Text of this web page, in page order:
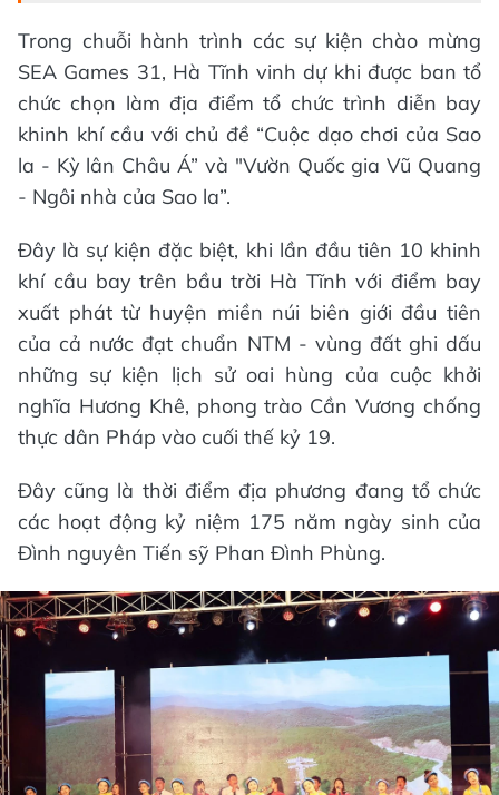
Trong chuỗi hành trình các sự kiện chào mừng
SEA Games 31, Hà Tĩnh vinh dự khi được ban tổ
chức chọn làm địa điểm tổ chức trình diễn bay
khinh khí cầu với chủ đề “Cuộc dạo chơi của Sao
la - Kỳ lân Châu Á” và "Vườn Quốc gia Vũ Quang
- Ngôi nhà của Sao la”.
Đây là sự kiện đặc biệt, khi lần đầu tiên 10 khinh
khí cầu bay trên bầu trời Hà Tĩnh với điểm bay
xuất phát từ huyện miền núi biên giới đầu tiên
của cả nước đạt chuẩn NTM - vùng đất ghi dấu
những sự kiện lịch sử oai hùng của cuộc khởi
nghĩa Hương Khê, phong trào Cần Vương chống
thực dân Pháp vào cuối thế kỷ 19.
Đây cũng là thời điểm địa phương đang tổ chức
các hoạt động kỷ niệm 175 năm ngày sinh của
Đình nguyên Tiến sỹ Phan Đình Phùng.